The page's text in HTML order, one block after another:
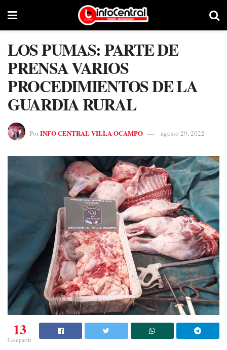
LOS PUMAS: PARTE DE
PRENSA VARIOS
PROCEDIMIENTOS DE LA
GUARDIA RURAL
PorINFO CENTRAL VILLA OCAMPO agosto 29, 2022
13
Compartir